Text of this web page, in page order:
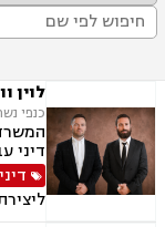
לוין
כנפי נשרים 13,
דיני